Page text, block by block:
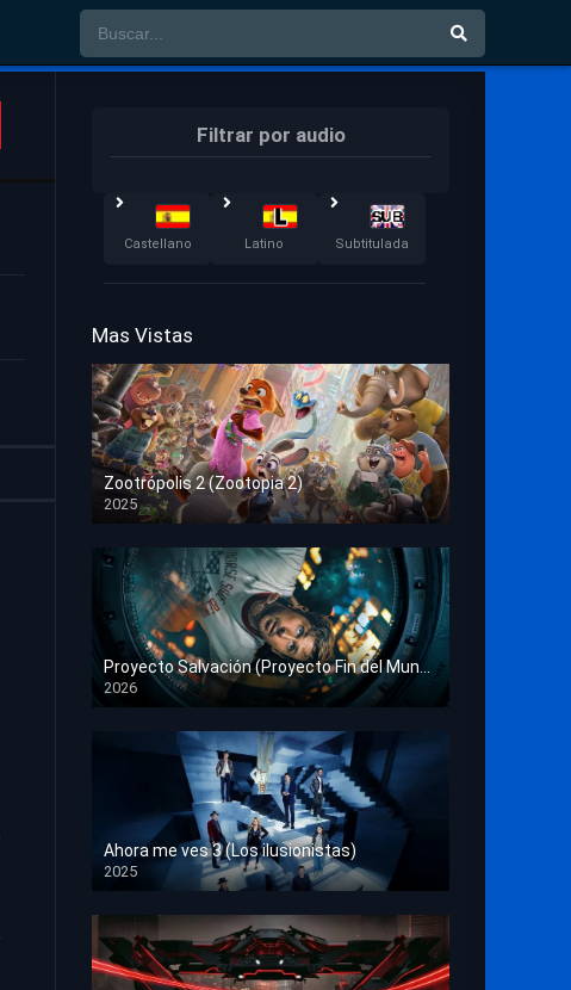
Filtrar por audio
Castellano Latino Subtitulada
Mas Vistas
Zootrópolis 2 (Zootopia 2)
2025
HD 1080p
Proyecto Salvación (Proyecto Fin del Mundo)
2026
HD 1080p
Ahora me ves 3 (Los ilusionistas)
2025
HD 1080p